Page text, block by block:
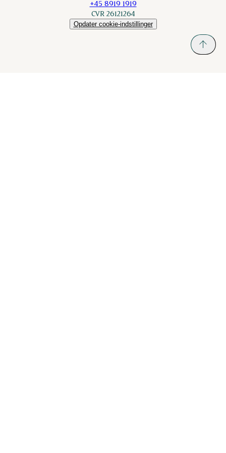
+45 8919 1919
CVR 26121264
Opdater cookie-indstillinger